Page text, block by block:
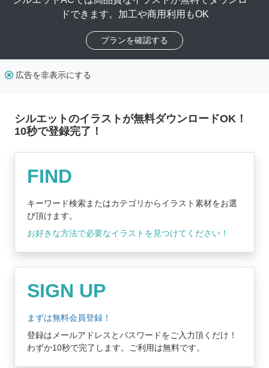
ドできます。加工や商用利用もOK
プランを確認する
広告を非表示にする
シルエットのイラストが無料ダウンロードOK！
10秒で登録完了！
FIND
キーワード検索またはカテゴリからイラスト素材をお選
び頂けます。
お好きな方法で必要なイラストを見つけてください！
SIGN UP
まずは無料会員登録！
登録はメールアドレスとパスワードをご入力頂くだけ！
わずか10秒で完了します。ご利用は無料です。